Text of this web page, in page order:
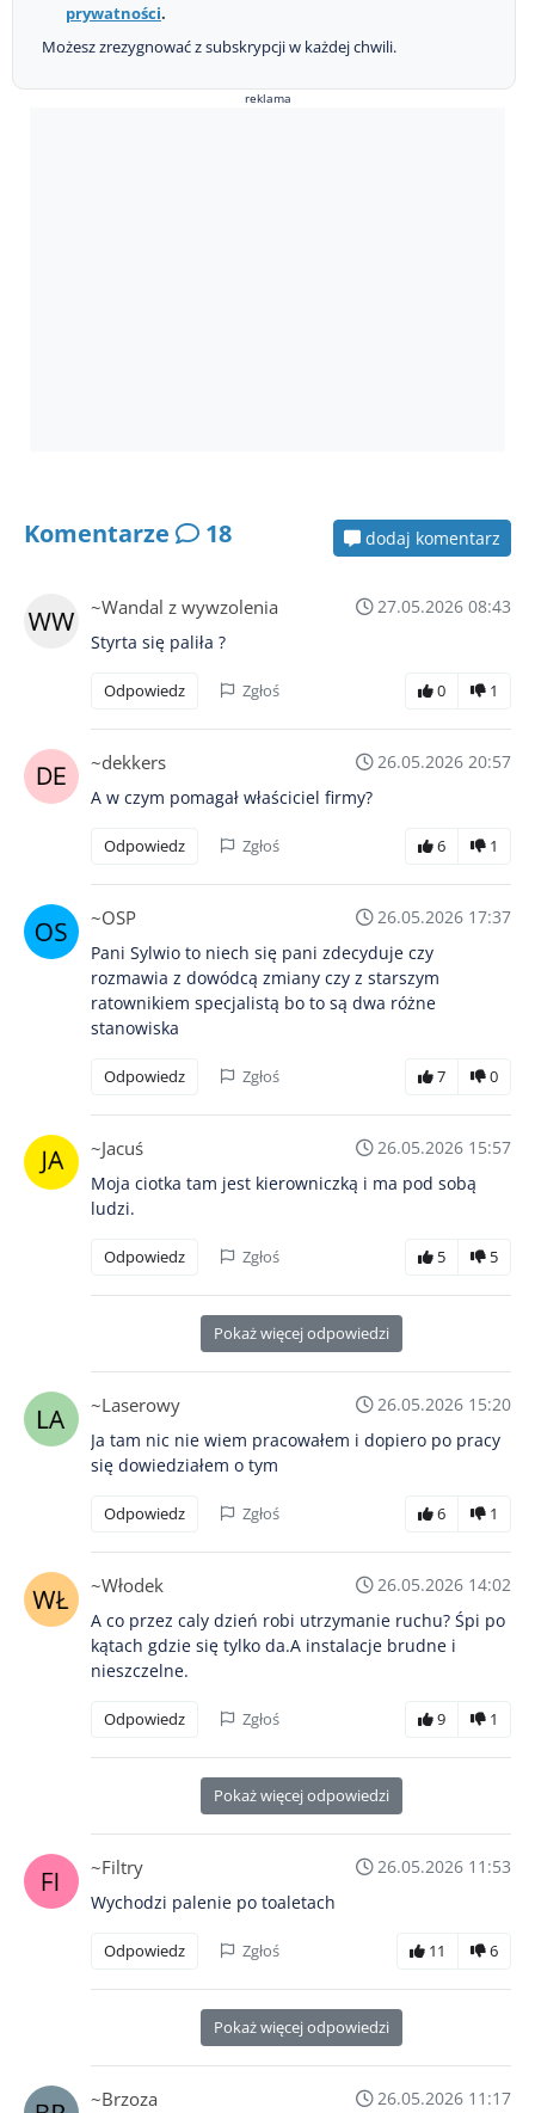
prywatności.
Możesz zrezygnować z subskrypcji w każdej chwili.
reklama
Komentarze 18 dodaj komentarz
~Wandal z wywzolenia
27.05.2026 08:43
Styrta się paliła ?
Odpowiedz Zgłoś 0 1
~dekkers
26.05.2026 20:57
A w czym pomagał właściciel firmy?
Odpowiedz Zgłoś 6 1
~OSP
26.05.2026 17:37
Pani Sylwio to niech się pani zdecyduje czy
rozmawia z dowódcą zmiany czy z starszym
ratownikiem specjalistą bo to są dwa różne
stanowiska
Odpowiedz Zgłoś 7 0
~Jacuś
26.05.2026 15:57
Moja ciotka tam jest kierowniczką i ma pod sobą
ludzi.
Odpowiedz Zgłoś 5 5
Pokaż więcej odpowiedzi
~Laserowy
26.05.2026 15:20
Ja tam nic nie wiem pracowałem i dopiero po pracy
się dowiedziałem o tym
Odpowiedz Zgłoś 6 1
~Włodek
26.05.2026 14:02
A co przez caly dzień robi utrzymanie ruchu? Śpi po
kątach gdzie się tylko da.A instalacje brudne i
nieszczelne.
Odpowiedz Zgłoś 9 1
Pokaż więcej odpowiedzi
~Filtry
26.05.2026 11:53
Wychodzi palenie po toaletach
Odpowiedz Zgłoś 11 6
Pokaż więcej odpowiedzi
~Brzoza
26.05.2026 11:17